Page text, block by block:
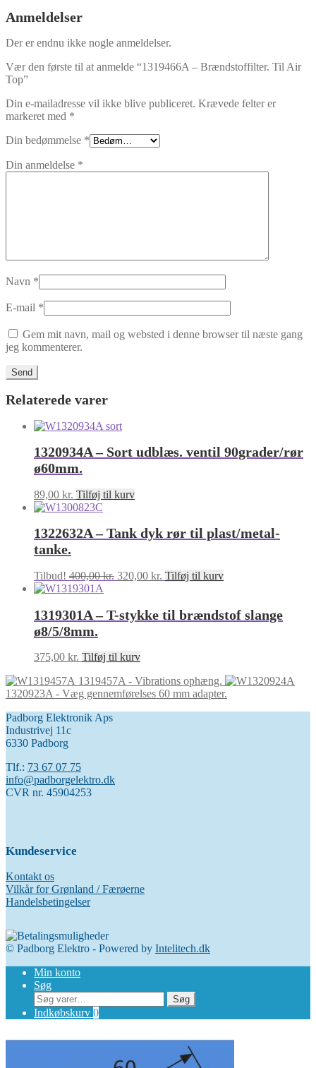
Anmeldelser
Der er endnu ikke nogle anmeldelser.
Vær den første til at anmelde “1319466A – Brændstoffilter. Til Air
Top”
Din e-mailadresse vil ikke blive publiceret. Krævede felter er
markeret med *
Din bedømmelse *
Din anmeldelse *
Navn *
E-mail *
Gem mit navn, mail og websted i denne browser til næste gang
jeg kommenterer.
Relaterede varer
1320934A – Sort udblæs. ventil 90grader/rør
ø60mm.
89,00 kr. Tilføj til kurv
1322632A – Tank dyk rør til plast/metal-
tanke.
Tilbud! 400,00kr. Den
var:
400,00 kr..
320,00 kr. Den
er:
320,00 kr..
Tilføj til kurv
1319301A – T-stykke til brændstof slange
ø8/5/8mm.
375,00 kr. Tilføj til kurv
1319457A - Vibrations ophæng.
1320923A - Væg gennemførelses 60 mm adapter.
Padborg Elektronik Aps
Industrivej 11c
6330 Padborg
Tlf.: 73 67 07 75
info@padborgelektro.dk
CVR nr. 45904253
Kundeservice
Kontakt os
Vilkår for Grønland / Færøerne
Handelsbetingelser
© Padborg Elektro - Powered by Intelitech.dk
Min konto
Søg
Søg
efter:
Søg
Indkøbskurv 0